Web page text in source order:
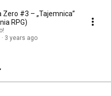
Zero #3 – „Tajemnica”
RPG)
3 years ago